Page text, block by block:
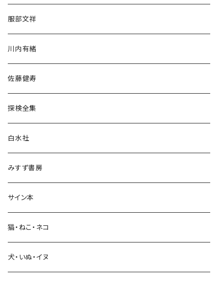
民族・風習
言語・ことば
生活・暮らし
服部文祥
川内有緒
佐藤健寿
探検全集
白水社
みすず書房
サイン本
猫・ねこ・ネコ
犬・いぬ・イヌ